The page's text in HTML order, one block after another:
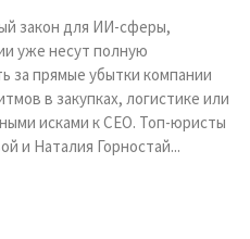
закон для ИИ-сферы,
уже несут полную
за прямые убытки компании
в закупках, логистике или
исками к CEO. Топ-юристы
и Наталия Горностай...